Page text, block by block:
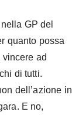
GP del
quanto possa
ad
di tutti.
dell’azione in
E no,